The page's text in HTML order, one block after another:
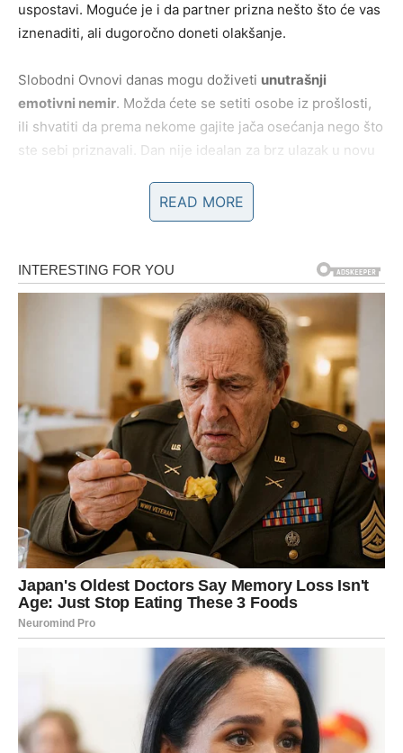
uspostavi. Moguće je i da partner prizna nešto što će vas
iznenaditi, ali dugoročno doneti olakšanje.
Slobodni Ovnovi danas mogu doživeti unutrašnji
emotivni nemir. Možda ćete se setiti osobe iz prošlosti,
ili shvatiti da prema nekome gajite jača osećanja nego što
ste sebi priznavali. Dan nije idealan za brz ulazak u novu
dokazivanjem.
POSAO I KARIJERA – važan dan
za svest, ne za brzinu
Na poslovnom planu, dan donosidinamične situacije, ali i
potrebu za oprezom. Možete biti u centru dešavanja, ali
ćete morati pažljivo birati reči. Postoji mogućnost
nesporazuma sa kolegama ili nadređenima ako reagujete
impulsivno.
Ovo je dan kada OVAN jasno vidi gde stoji i šta mu više ne
prija. Ako ste nezadovoljni poslom, danas dolazi spoznaja
– ali ne i konačna odluka. Nemojte danas rušiti mostove.
Umesto toga,
posmatrajte, slušajte i planirajte
Za Ovnovе koji rade privatno ili planiraju promene, dan
donosi korisne informacije, razgovore ili ideje koje će
kasnije biti vrlo važne. Nešto što danas čujete može vam
se činiti sitnim – ali upravo tu je ključ budućeg pomaka.
READ MORE